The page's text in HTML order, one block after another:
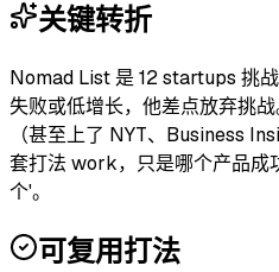
关键转折
Nomad List 是 12 startups 挑
失败或低增长，他差点放弃挑
（甚至上了 NYT、Business
套打法 work，只是哪个产品成
个'。
可复用打法